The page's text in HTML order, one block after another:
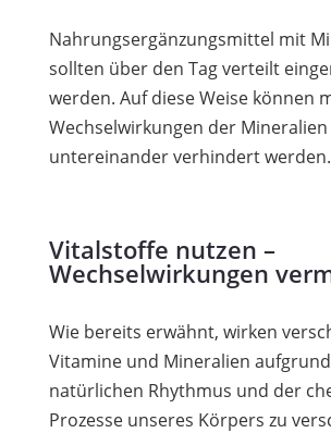
Nahrungsergänzungsmittel mit
sollten über den Tag verteilt
werden. Auf diese Weise können
Wechselwirkungen der Mineralien
untereinander verhindert werden.
Vitalstoffe nutzen –
Wechselwirkungen
Wie bereits erwähnt, wirken
Vitamine und Mineralien
natürlichen Rhythmus und der
Prozesse unseres Körpers zu